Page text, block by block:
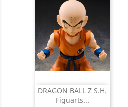
DRAGON BALL Z S.H.
Figuarts...